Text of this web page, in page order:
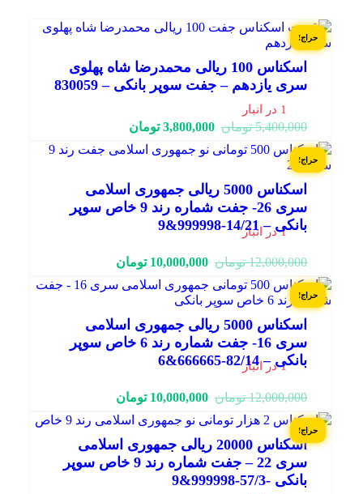
حراج!
1 در انبار
اسکناس 100 ریالی محمدرضا شاه پهلوی
سری یازدهم – جفت سوپر بانکی – 830059
5,400,000 تومان
قیمت
اصلی:
5,400,000 تومان
بود.
3,800,000 تومان
قیمت
فعلی:
3,800,000 تومان.حراج!
1 در انبار
اسکناس 5000 ریالی جمهوری اسلامی
سری 26- جفت شماره رند 9 خاص سوپر
بانکی – 14/21-999998&9
12,000,000 تومان
قیمت
اصلی:
12,000,000 تومان
بود.
10,000,000 تومان
قیمت
فعلی:
10,000,000 تومان.حراج!
1 در انبار
اسکناس 5000 ریالی جمهوری اسلامی
سری 16- جفت شماره رند 6 خاص سوپر
بانکی – 82/14-666665&6
12,000,000 تومان
قیمت
اصلی:
12,000,000 تومان
بود.
10,000,000 تومان
قیمت
فعلی:
10,000,000 تومان.حراج!
اسکناس 20000 ریالی جمهوری اسلامی
سری 22 – جفت شماره رند 9 خاص سوپر
بانکی -57/3-999998&9